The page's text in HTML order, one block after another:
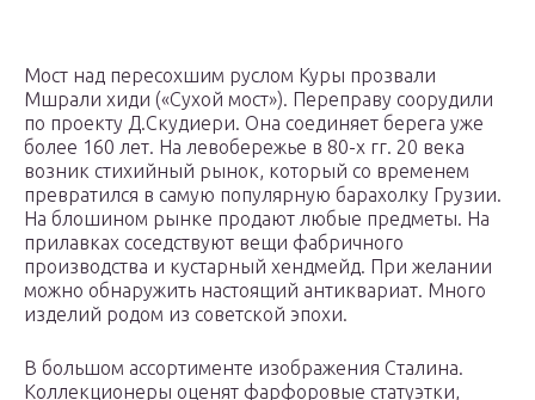
Мост над пересохшим руслом Куры прозвали
Мшрали хиди («Сухой мост»). Переправу соорудили
по проекту Д.Скудиери. Она соединяет берега уже
более 160 лет. На левобережье в 80-х гг. 20 века
возник стихийный рынок, который со временем
превратился в самую популярную барахолку Грузии.
На блошином рынке продают любые предметы. На
прилавках соседствуют вещи фабричного
производства и кустарный хендмейд. При желании
можно обнаружить настоящий антиквариат. Много
изделий родом из советской эпохи.
В большом ассортименте изображения Сталина.
Коллекционеры оценят фарфоровые статуэтки,